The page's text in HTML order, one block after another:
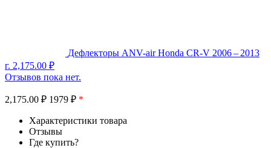
Дефлекторы ANV-air Honda CR-V 2006 – 2013
г. 2,175.00 ₽
Отзывов пока нет.
2,175.00 ₽ 1979 ₽ *
Характеристики товара
Отзывы
Где купить?